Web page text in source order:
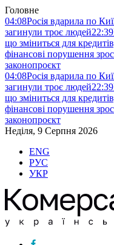
Головне
04:08Росія вдарила по
загинули троє людей22:39
що зміниться для
фінансові порушення
законопроєкт
04:08Росія вдарила по
загинули троє людей22:39
що зміниться для
фінансові порушення
законопроєкт
Неділя, 9 Серпня 2026
ENG
РУС
УКР